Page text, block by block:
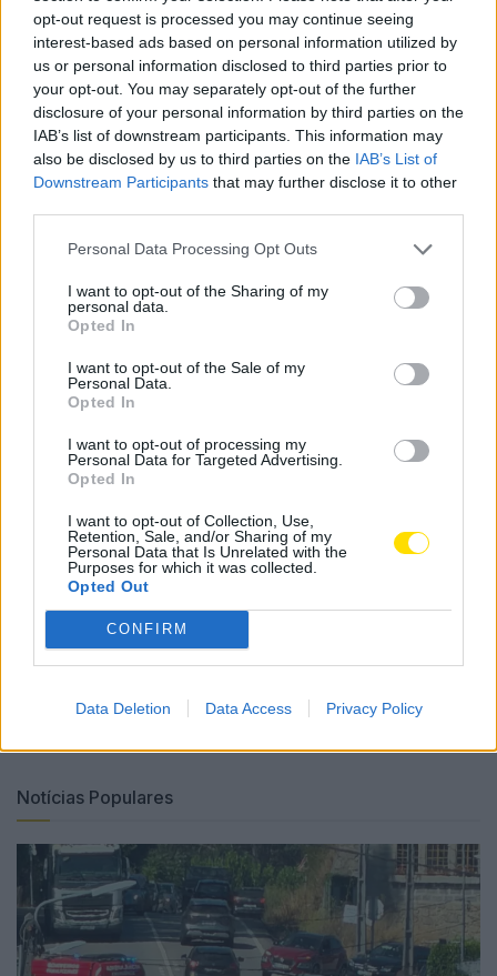
opt-out request is processed you may continue seeing
interest-based ads based on personal information utilized by
us or personal information disclosed to third parties prior to
your opt-out. You may separately opt-out of the further
disclosure of your personal information by third parties on the
IAB’s list of downstream participants. This information may
also be disclosed by us to third parties on the IAB’s List of
Downstream Participants that may further disclose it to other
Personal Data Processing Opt Outs
I want to opt-out of the Sharing of my
personal data.
Opted In
I want to opt-out of the Sale of my
Personal Data.
Opted In
I want to opt-out of processing my
Personal Data for Targeted Advertising.
Opted In
I want to opt-out of Collection, Use,
Retention, Sale, and/or Sharing of my
Personal Data that Is Unrelated with the
Purposes for which it was collected.
Opted Out
CONFIRM
Data Deletion Data Access Privacy Policy
Desde quarta-feira passada, o livro e a leitura
tomaram conta do centro da cidade. Para além da
exposição e venda de livros, a iniciativa contemplou
literária, com encontros com escritores,
apresentações de livros, espetáculos de teatro,
Tudo para todas as faixas etárias.
livreiro e editorial famalicense: Livraria Municipal;
Centro de Estudos Camilianos; Livraria Fontenova;
Livreiro Arlindo Moreira; Edições Húmus, Editora
Centro Atlântico; Editorial Novembro e Fundação
Cupertino de Miranda.
cidade famalicão
livro
mercado Praça D.Maria II
Notícias Populares